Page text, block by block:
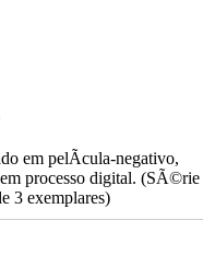
em pelÃ­cula-negativo,
processo digital. (SÃ©rie
3 exemplares)